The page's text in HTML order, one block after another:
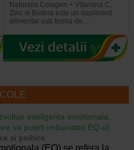
Naturalis Colagen + Vitamina C,
Zinc si Biotina este un supliment
alimentar sub forma de…
inteligenta emotionala:
va puteti imbunatati EQ-ul
si psihice
(EQ) se refera la